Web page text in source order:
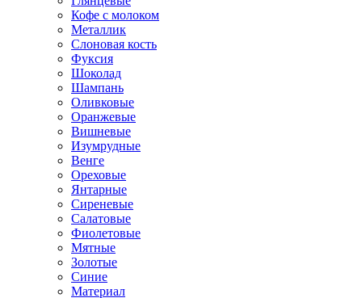
Кофе с молоком
Металлик
Слоновая кость
Фуксия
Шоколад
Шампань
Оливковые
Оранжевые
Вишневые
Изумрудные
Венге
Ореховые
Янтарные
Сиреневые
Салатовые
Фиолетовые
Мятные
Золотые
Синие
Материал